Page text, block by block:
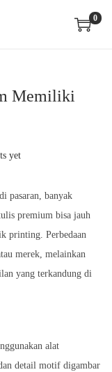
0
Memiliki
yet
pasaran, banyak
premium bisa jauh
printing. Perbedaan
merek, melainkan
yang terkandung di
alat
detail motif digambar